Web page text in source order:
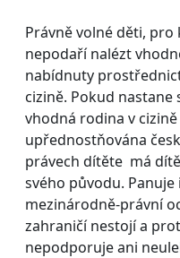
Právně volné děti, pro
nepodaří nalézt
nabídnuty
cizině. Pokud nastane
vhodná rodina v cizině
upřednostňována
právech dítěte má
svého původu. Panuje
mezinárodně-právní
zahraničí nestojí a
nepodporuje ani